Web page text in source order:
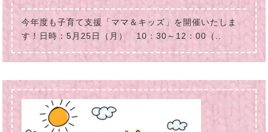
今年度も子育て支援「ママ＆キッズ」を開催いたしま
す！日時：5月25日（月） 10：30～12：00（..